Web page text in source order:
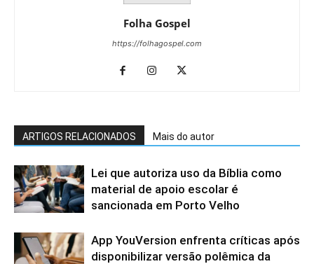
Folha Gospel
https://folhagospel.com
ARTIGOS RELACIONADOS Mais do autor
Lei que autoriza uso da Bíblia como
material de apoio escolar é
sancionada em Porto Velho
App YouVersion enfrenta críticas após
disponibilizar versão polêmica da